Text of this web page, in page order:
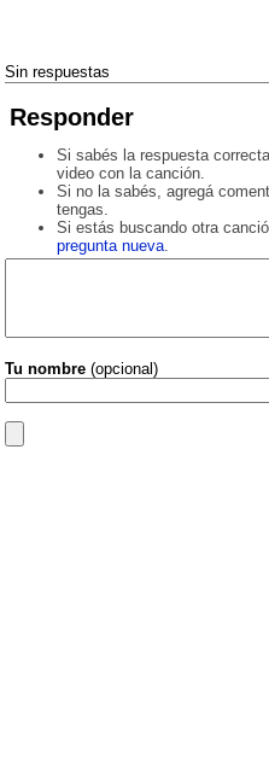
Sin respuestas
Responder
Si sabés la respuesta
video con la canción.
Si no la sabés, agregá
tengas.
Si estás buscando otra
pregunta nueva.
Tu nombre (opcional)